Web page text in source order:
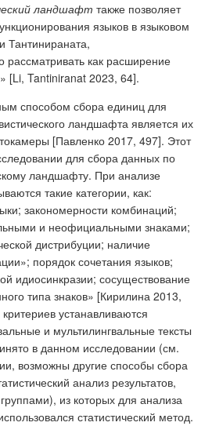
ландшафт также позволяет
языков в языковом
рассматривать как расширение
[Li, Tantiniranat 2023, 64].
способом сбора единиц для
ландшафта является их
[Павленко 2017, 497]. Этот
для сбора данных по
ландшафту. При анализе
такие категории, как:
закономерности комбинаций;
и неофициальными знаками;
дистрибуции; наличие
порядок сочетания языков;
идиосинкразии; сосуществование
типа знаков» [Кирилина 2013,
устанавливаются
и мультилингвальные тексты
в данном исследовании (см.
возможны другие способы сбора
анализ результатов,
из которых для анализа
статистический метод.